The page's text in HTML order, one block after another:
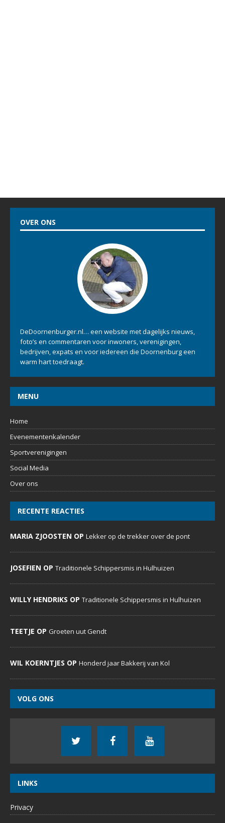
OVER ONS
DeDoornenburger.nl… een website met dagelijks nieuws,
foto’s en commentaren voor inwoners, verenigingen,
bedrijven, expats en voor iedereen die Doornenburg een
warm hart toedraagt.
MENU
Home
Evenementenkalender
Sportverenigingen
Social Media
Over ons
RECENTE REACTIES
MARIA ZJOOSTEN OP Lekker op de trekker over de pont
JOSEFIEN OP Traditionele Schippersmis in Hulhuizen
WILLY HENDRIKS OP Traditionele Schippersmis in Hulhuizen
TEETJE OP Groeten uut Gendt
WIL KOERNTJES OP Honderd jaar Bakkerij van Kol
VOLG ONS
LINKS
Privacy